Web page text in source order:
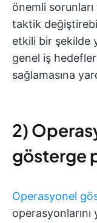
önemli
taktik
etkili bir şekilde
genel iş
sağlamasına
2)
gösterge
Operasyonel